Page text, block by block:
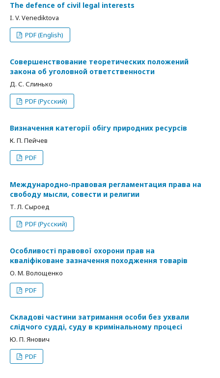
The defence of civil legal interests
I. V. Venediktova
PDF (English)
Совершенствование теоретических положений
закона об уголовной ответственности
Д. С. Слинько
PDF (Русский)
Визначення категорії обігу природних ресурсів
К. П. Пейчев
PDF
Международно-правовая регламентация права на
свободу мысли, совести и религии
Т. Л. Сыроед
PDF (Русский)
Особливості правової охорони прав на
кваліфіковане зазначення походження товарів
О. М. Волощенко
PDF
Складові частини затримання особи без ухвали
слідчого судді, суду в кримінальному процесі
Ю. П. Янович
PDF